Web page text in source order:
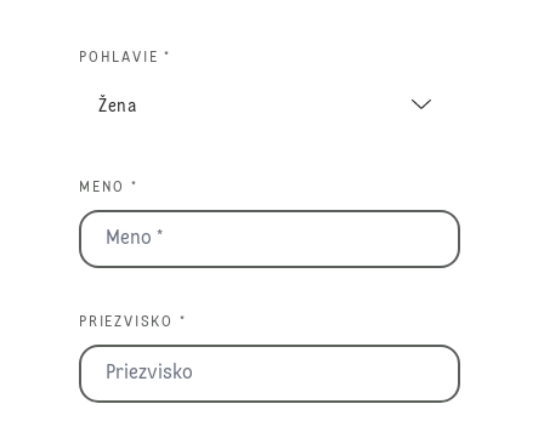
POHLAVIE *
MENO *
PRIEZVISKO *